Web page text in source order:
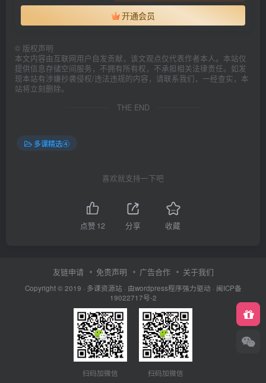
开通会员
© 版权声明
本文内容由互联网用户自发贡献，该文观点仅代表作者本人。本站仅
提供信息存储空间服务，不拥有所有权，不承担相关法律责任。如发
现本站有涉嫌抄袭侵权/违法违规的内容，请联系我们，一经查实，本
站将立刻删除。
THE END
多课精选④
喜欢就支持一下吧
点赞 12 分享 收藏
友链申请 免责声明 广告合作 关于我们
Copyright © 2019 · 多课资源站 · 由wordpress程序强力驱动 · 闽ICP备
19022717号-2
扫码加微信 扫码加微信